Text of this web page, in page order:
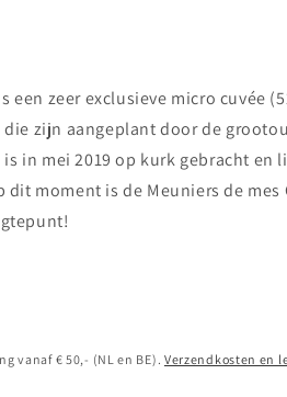
een zeer exclusieve micro cuvée
zijn aangeplant door de
in mei 2019 op kurk gebracht en
moment is de Meuniers de mes
vanaf € 50,- (NL en BE). Verzendkosten en